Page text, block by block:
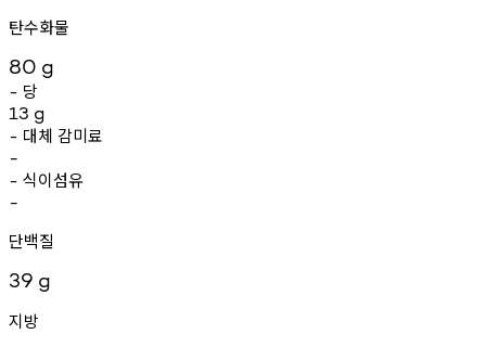
탄수화물
80 g
- 당
13 g
- 대체 감미료
-
- 식이섬유
-
단백질
39 g
지방